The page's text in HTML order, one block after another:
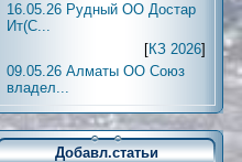
16.05.26 Рудный ОО Достар
Ит(С...
[КЗ 2026]
09.05.26 Алматы ОО Союз
владел...
Добавл.статьи